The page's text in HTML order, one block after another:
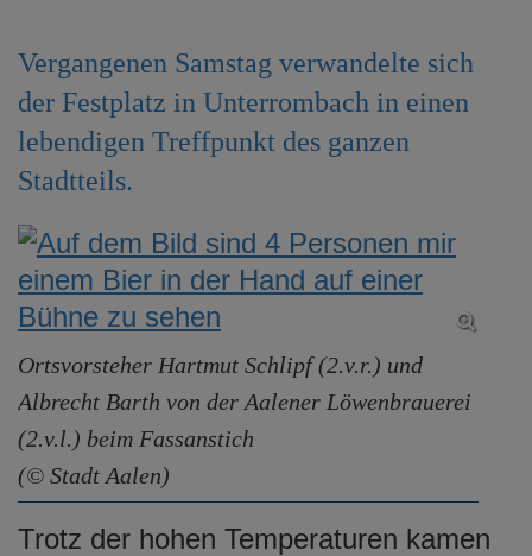
Vergangenen Samstag verwandelte sich
der Festplatz in Unterrombach in einen
lebendigen Treffpunkt des ganzen
Stadtteils.
Ortsvorsteher Hartmut Schlipf (2.v.r.) und
Albrecht Barth von der Aalener Löwenbrauerei
(2.v.l.) beim Fassanstich
(© Stadt Aalen)
Trotz der hohen Temperaturen kamen